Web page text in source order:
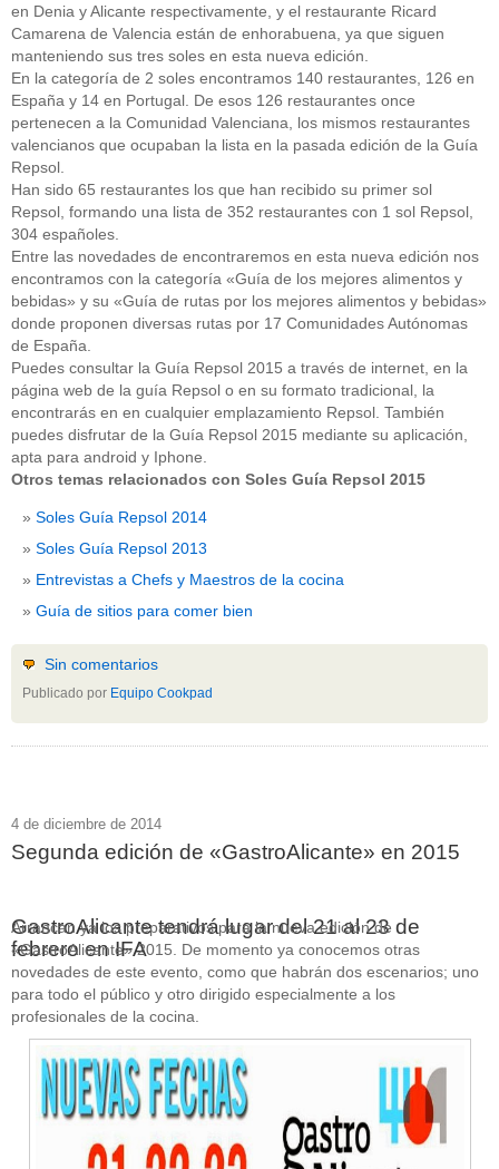
en Denia y Alicante respectivamente, y el restaurante Ricard
Camarena de Valencia están de enhorabuena, ya que siguen
manteniendo sus tres soles en esta nueva edición.
En la categoría de 2 soles encontramos 140 restaurantes, 126 en
España y 14 en Portugal. De esos 126 restaurantes once
pertenecen a la Comunidad Valenciana, los mismos restaurantes
valencianos que ocupaban la lista en la pasada edición de la Guía
Repsol.
Han sido 65 restaurantes los que han recibido su primer sol
Repsol, formando una lista de 352 restaurantes con 1 sol Repsol,
304 españoles.
Entre las novedades de encontraremos en esta nueva edición nos
encontramos con la categoría «Guía de los mejores alimentos y
bebidas» y su «Guía de rutas por los mejores alimentos y bebidas»
donde proponen diversas rutas por 17 Comunidades Autónomas
de España.
Puedes consultar la Guía Repsol 2015 a través de internet, en la
página web de la guía Repsol o en su formato tradicional, la
encontrarás en en cualquier emplazamiento Repsol. También
puedes disfrutar de la Guía Repsol 2015 mediante su aplicación,
apta para android y Iphone.
Otros temas relacionados con Soles Guía Repsol 2015
Soles Guía Repsol 2014
Soles Guía Repsol 2013
Entrevistas a Chefs y Maestros de la cocina
Guía de sitios para comer bien
Sin comentarios
Publicado por Equipo Cookpad
4 de diciembre de 2014
Segunda edición de «GastroAlicante» en 2015
GastroAlicante tendrá lugar del 21 al 23 de
febrero en IFA
Arrancan ya los preparativos para la nueva edición de
«GastroAlicante» 2015. De momento ya conocemos otras
novedades de este evento, como que habrán dos escenarios; uno
para todo el público y otro dirigido especialmente a los
profesionales de la cocina.